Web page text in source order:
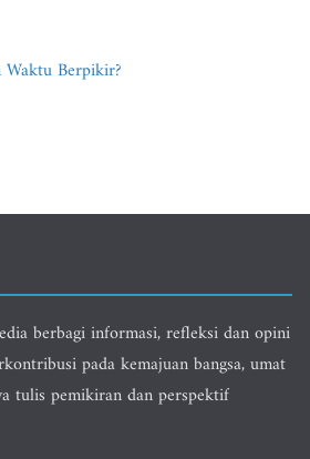
Waktu Berpikir?
berbagi informasi, refleksi dan opini
pada kemajuan bangsa, umat
tulis pemikiran dan perspektif